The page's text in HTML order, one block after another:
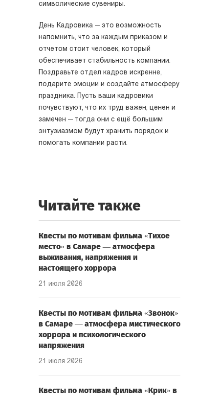
символические сувениры.
День Кадровика — это возможность
напомнить, что за каждым приказом и
отчетом стоит человек, который
обеспечивает стабильность компании.
Поздравьте отдел кадров искренне,
подарите эмоции и создайте атмосферу
праздника. Пусть ваши кадровики
почувствуют, что их труд важен, ценен и
замечен — тогда они с ещё большим
энтузиазмом будут хранить порядок и
помогать компании расти.
Читайте также
Квесты по мотивам фильма «Тихое
место» в Самаре — атмосфера
выживания, напряжения и
настоящего хоррора
21 июля 2026
Квесты по мотивам фильма «Звонок»
в Самаре — атмосфера мистического
хоррора и психологического
напряжения
21 июля 2026
Квесты по мотивам фильма «Крик» в